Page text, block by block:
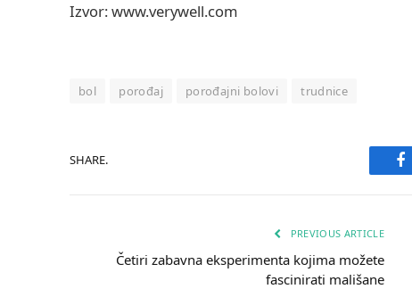
Izvor: www.verywell.com
bol porođaj porođajni bolovi trudnice
SHARE.
PREVIOUS ARTICLE
Četiri zabavna eksperimenta kojima možete
fascinirati mališane